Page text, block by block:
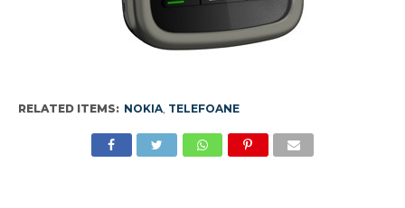
RELATED ITEMS: NOKIA, TELEFOANE